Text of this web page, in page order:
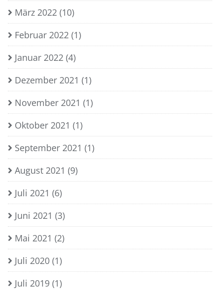
März 2022 (10)
Februar 2022 (1)
Januar 2022 (4)
Dezember 2021 (1)
November 2021 (1)
Oktober 2021 (1)
September 2021 (1)
August 2021 (9)
Juli 2021 (6)
Juni 2021 (3)
Mai 2021 (2)
Juli 2020 (1)
Juli 2019 (1)